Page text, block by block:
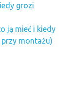
grozi
ją mieć i kiedy
montażu)